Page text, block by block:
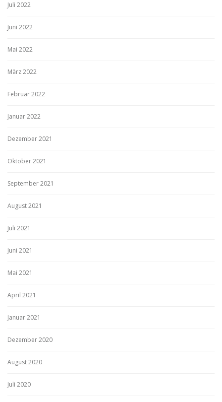
Juli 2022
Juni 2022
Mai 2022
März 2022
Februar 2022
Januar 2022
Dezember 2021
Oktober 2021
September 2021
August 2021
Juli 2021
Juni 2021
Mai 2021
April 2021
Januar 2021
Dezember 2020
August 2020
Juli 2020